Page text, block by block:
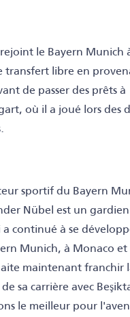
le Bayern Munich
libre en
de passer des prêts à
où il a joué lors des
sportif du Bayern
Nübel est un gardien
continué à se
Munich, à Monaco et
maintenant franchir
sa carrière avec
le meilleur pour